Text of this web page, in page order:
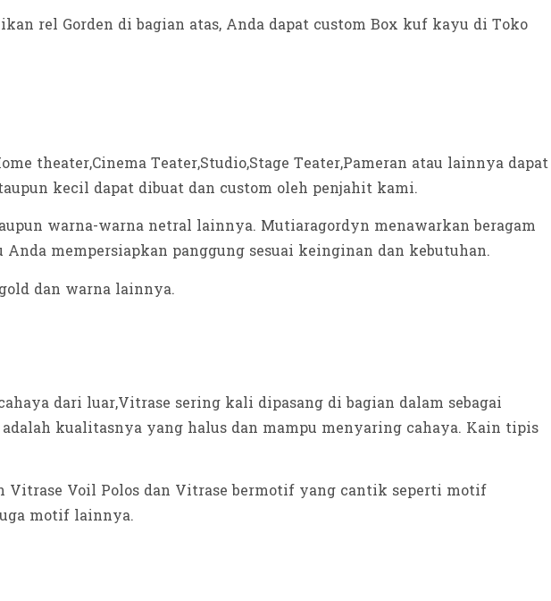
rel Gorden di bagian atas, Anda dapat custom Box kuf kayu di Toko
theater,Cinema Teater,Studio,Stage Teater,Pameran atau lainnya dapat
kecil dapat dibuat dan custom oleh penjahit kami.
warna-warna netral lainnya. Mutiaragordyn menawarkan beragam
mempersiapkan panggung sesuai keinginan dan kebutuhan.
dan warna lainnya.
dari luar,Vitrase sering kali dipasang di bagian dalam sebagai
kualitasnya yang halus dan mampu menyaring cahaya. Kain tipis
Voil Polos dan Vitrase bermotif yang cantik seperti motif
motif lainnya.